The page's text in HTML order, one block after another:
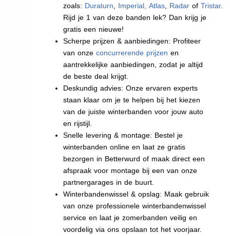
zoals: Duraturn Imperial Atlas Radar ofTristar.
Rijd je 1 van deze banden lek? Dan krijg je
gratis een nieuwe!
Scherpe prijzen & aanbiedingen: Profiteer
van onzeconcurrerende prijzen en
aantrekkelijke aanbiedingen, zodat je altijd
de beste deal krijgt.
Deskundig advies: Onze ervaren experts
staan klaar om je te helpen bij het kiezen
van de juiste winterbanden voor jouw auto
en rijstijl.
Snelle levering & montage: Bestel je
winterbanden online en laat ze gratis
bezorgen in Betterwurd of maak direct een
afspraak voor montage bij een van onze
partnergarages in de buurt.
Winterbandenwissel & opslag: Maak gebruik
van onze professionele winterbandenwissel
service en laat je zomerbanden veilig en
voordelig via ons opslaan tot het voorjaar.